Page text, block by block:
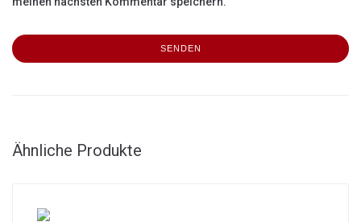
Ähnliche Produkte